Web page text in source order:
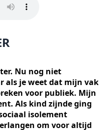
Nu nog niet
als je weet dat mijn vak
voor publiek. Mijn
Als kind zijnde ging
isolement
om voor altijd